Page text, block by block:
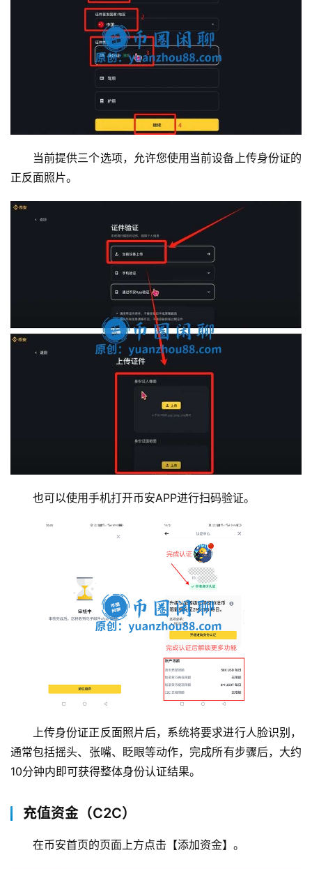
当前提供三个选项，允许您使用当前设备上传身份证的
正反面照片。
也可以使用手机打开币安APP进行扫码验证。
上传身份证正反面照片后，系统将要求进行人脸识别，
通常包括摇头、张嘴、眨眼等动作，完成所有步骤后，大约
10分钟内即可获得整体身份认证结果。
充值资金（C2C）
在币安首页的页面上方点击【添加资金】。